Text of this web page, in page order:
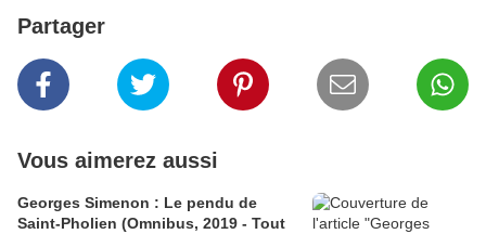
Partager
Vous aimerez aussi
Georges Simenon : Le pendu de
Saint-Pholien (Omnibus, 2019 - Tout